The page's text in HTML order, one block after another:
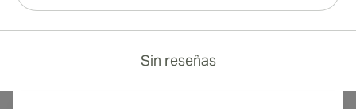
Sin reseñas